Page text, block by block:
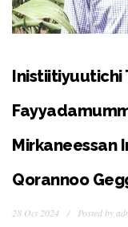
Inistiitiyuutichi
Mirkaneessan
Qorannoo
28 Oct 2024 Posted by